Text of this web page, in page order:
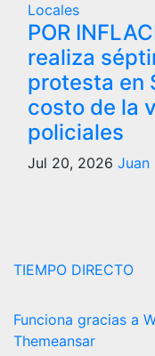
Locales
POR
realiza
protesta en
costo de la
policiales
Jul 20, 2026 Juan
TIEMPO DIRECTO
Funciona gracias a
Themeansar